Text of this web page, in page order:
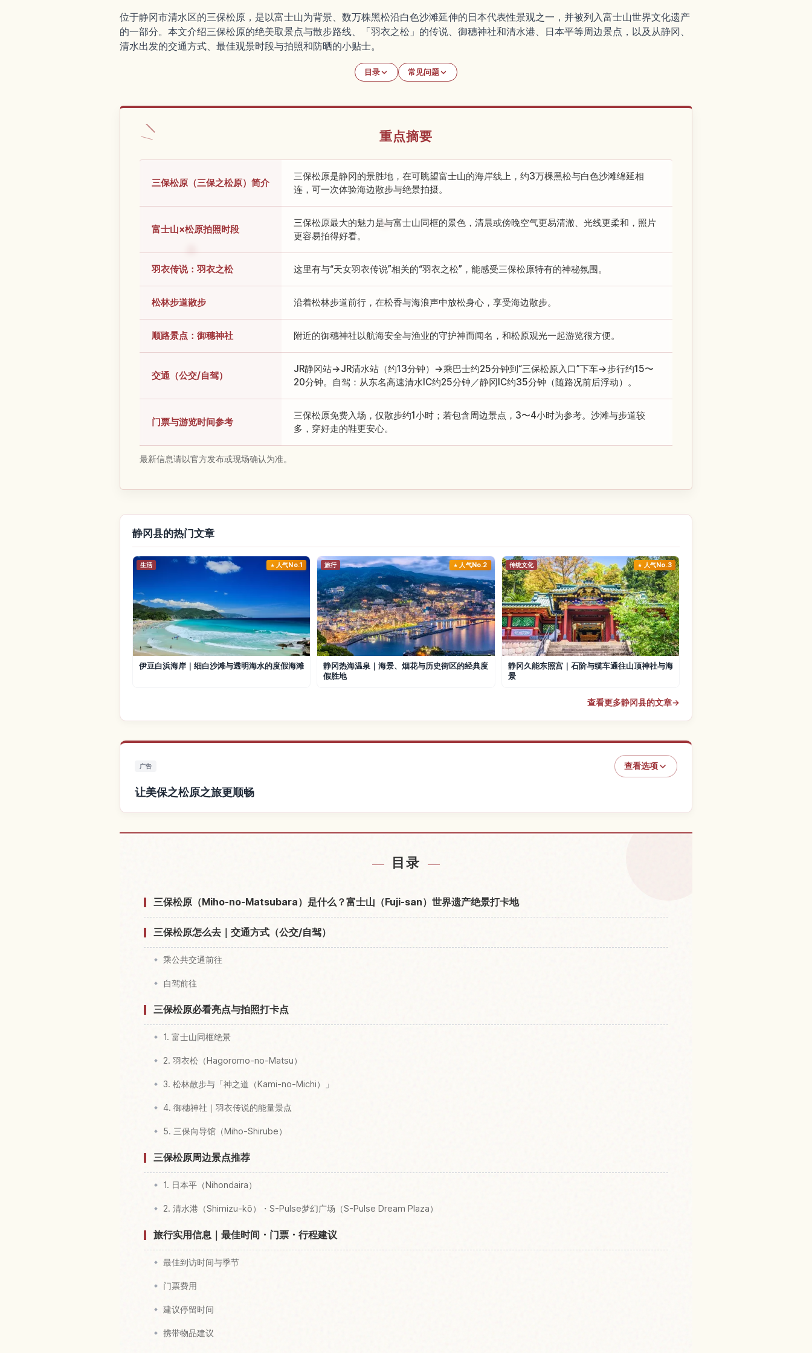
位于静冈市清水区的三保松原，是以富士山为背景、数万株黑松沿白色沙滩延伸的日本代表性景观之一，并被列入富士山世界文化遗产
的一部分。本文介绍三保松原的绝美取景点与散步路线、「羽衣之松」的传说、御穗神社和清水港、日本平等周边景点，以及从静冈、
清水出发的交通方式、最佳观景时段与拍照和防晒的小贴士。
目录 常见问题
重点摘要
三保松原（三保之松原）简介
三保松原是静冈的景胜地，在可眺望富士山的海岸线上，约3万棵黑松与白色沙滩绵延相
连，可一次体验海边散步与绝景拍摄。
富士山×松原拍照时段
三保松原最大的魅力是与富士山同框的景色，清晨或傍晚空气更易清澈、光线更柔和，照片
更容易拍得好看。
羽衣传说：羽衣之松 这里有与“天女羽衣传说”相关的“羽衣之松”，能感受三保松原特有的神秘氛围。
松林步道散步 沿着松林步道前行，在松香与海浪声中放松身心，享受海边散步。
顺路景点：御穗神社 附近的御穗神社以航海安全与渔业的守护神而闻名，和松原观光一起游览很方便。
交通（公交/自驾）
JR静冈站→JR清水站（约13分钟）→乘巴士约25分钟到“三保松原入口”下车→步行约15〜
20分钟。自驾：从东名高速清水IC约25分钟／静冈IC约35分钟（随路况前后浮动）。
门票与游览时间参考
三保松原免费入场，仅散步约1小时；若包含周边景点，3〜4小时为参考。沙滩与步道较
多，穿好走的鞋更安心。
最新信息请以官方发布或现场确认为准。
静冈县的热门文章
生活 人气No.1
伊豆白浜海岸｜细白沙滩与透明海水的度假海滩
旅行 人气No.2
静冈热海温泉｜海景、烟花与历史街区的经典度
假胜地
传统文化 人气No.3
静冈久能东照宫｜石阶与缆车通往山顶神社与海
景
查看更多静冈县的文章→
广告 查看选项
让美保之松原之旅更顺畅
目录
三保松原（Miho-no-Matsubara）是什么？富士山（Fuji-san）世界遗产绝景打卡地
三保松原怎么去｜交通方式（公交/自驾）
乘公共交通前往
自驾前往
三保松原必看亮点与拍照打卡点
1. 富士山同框绝景
2. 羽衣松（Hagoromo-no-Matsu）
3. 松林散步与「神之道（Kami-no-Michi）」
4. 御穗神社｜羽衣传说的能量景点
5. 三保向导馆（Miho-Shirube）
三保松原周边景点推荐
1. 日本平（Nihondaira）
2. 清水港（Shimizu-kō）・S-Pulse梦幻广场（S-Pulse Dream Plaza）
旅行实用信息｜最佳时间・门票・行程建议
最佳到访时间与季节
门票费用
建议停留时间
携带物品建议